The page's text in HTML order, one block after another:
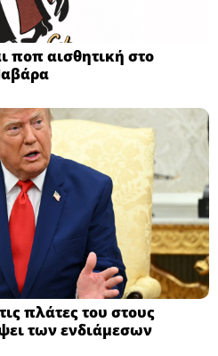
ποπ αισθητική στο
πλάτες του στους
των ενδιάμεσων